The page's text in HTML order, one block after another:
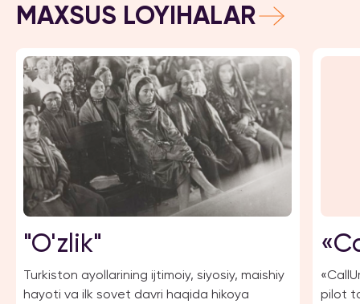
MAXSUS LOYIHALAR
"O'zlik"
Turkiston ayollarining ijtimoiy, siyosiy, maishiy
hayoti va ilk sovet davri haqida hikoya
pilot